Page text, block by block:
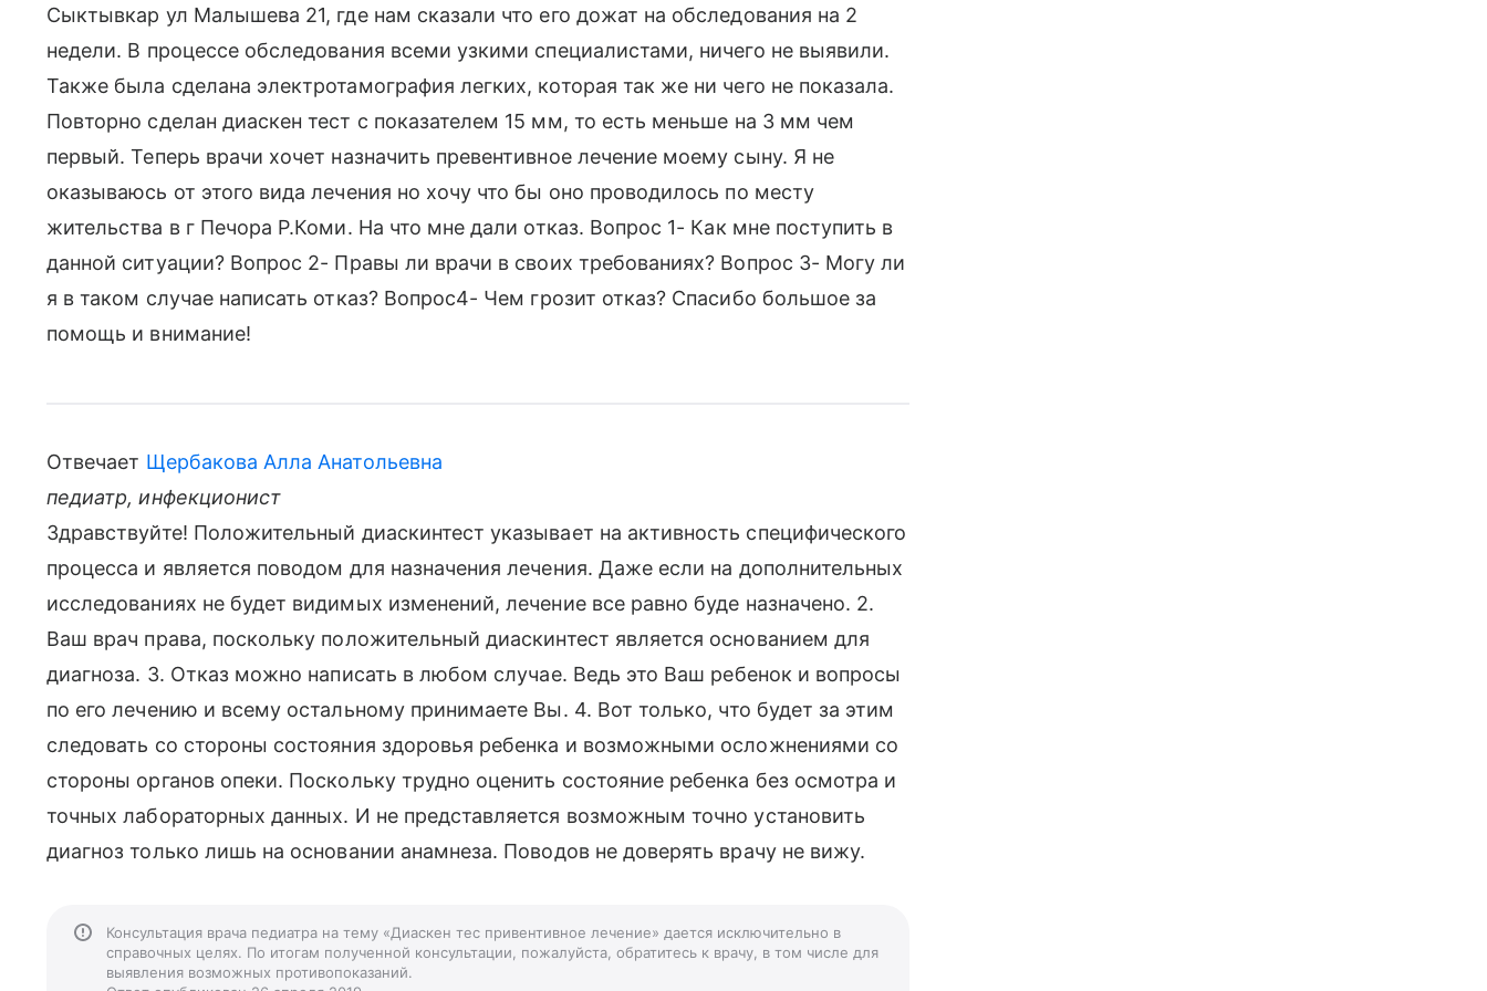
Сыктывкар ул Малышева 21, где нам сказали что его дожат на обследования на 2
недели. В процессе обследования всеми узкими специалистами, ничего не выявили.
Также была сделана электротамография легких, которая так же ни чего не показала.
Повторно сделан диаскен тест с показателем 15 мм, то есть меньше на 3 мм чем
первый. Теперь врачи хочет назначить превентивное лечение моему сыну. Я не
оказываюсь от этого вида лечения но хочу что бы оно проводилось по месту
жительства в г Печора Р.Коми. На что мне дали отказ. Вопрос 1- Как мне поступить в
данной ситуации? Вопрос 2- Правы ли врачи в своих требованиях? Вопрос 3- Могу ли
я в таком случае написать отказ? Вопрос4- Чем грозит отказ? Спасибо большое за
помощь и внимание!
Отвечает Щербакова Алла Анатольевна
педиатр, инфекционист
Здравствуйте! Положительный диаскинтест указывает на активность специфического
процесса и является поводом для назначения лечения. Даже если на дополнительных
исследованиях не будет видимых изменений, лечение все равно буде назначено. 2.
Ваш врач права, поскольку положительный диаскинтест является основанием для
диагноза. 3. Отказ можно написать в любом случае. Ведь это Ваш ребенок и вопросы
по его лечению и всему остальному принимаете Вы. 4. Вот только, что будет за этим
следовать со стороны состояния здоровья ребенка и возможными осложнениями со
стороны органов опеки. Поскольку трудно оценить состояние ребенка без осмотра и
точных лабораторных данных. И не представляется возможным точно установить
диагноз только лишь на основании анамнеза. Поводов не доверять врачу не вижу.
Консультация врача педиатра на тему «Диаскен тес привентивное лечение» дается исключительно в
справочных целях. По итогам полученной консультации, пожалуйста, обратитесь к врачу, в том числе для
выявления возможных противопоказаний.